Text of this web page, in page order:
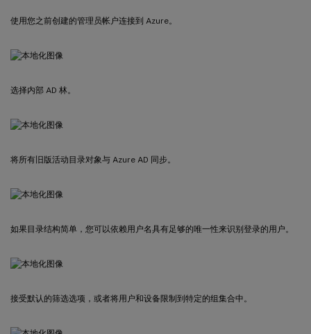
使用您之前创建的管理员帐户连接到 Azure。
选择内部 AD 林。
将所有旧版活动目录对象与 Azure AD 同步。
如果目录结构简单，您可以依赖用户名具有足够的唯一性来识别登录的用户。
接受默认的筛选选项，或者将用户和设备限制到特定的组集合中。